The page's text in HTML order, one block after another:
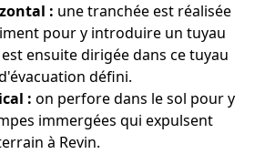
: une tranchée est réalisée
pour y introduire un tuyau
ensuite dirigée dans ce tuyau
défini.
: on perfore dans le sol pour y
immergées qui expulsent
à Revin.